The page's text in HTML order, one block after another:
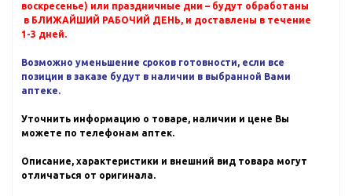
воскресенье) или праздничные дни – будут обработаны
в БЛИЖАЙШИЙ РАБОЧИЙ ДЕНЬ, и доставлены в течение
1-3 дней.
Возможно уменьшение сроков готовности, если все
позиции в заказе будут в наличии в выбранной Вами
аптеке.
Уточнить информацию о товаре, наличии и цене Вы
можете по телефонам аптек.
Описание, характеристики и внешний вид товара могут
отличаться от оригинала.